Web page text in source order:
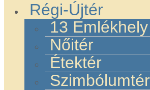
Régi-Újtér
13 Emlékhely
Nőitér
Étektér
Szimbólumtér